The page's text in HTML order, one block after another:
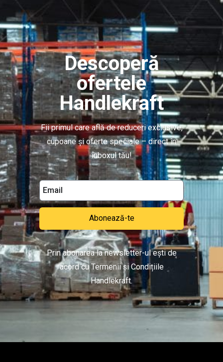
Descoperă
ofertele
Handlekraft
Fii primul care află de reduceri exclusive,
cupoane și oferte speciale – direct în
inboxul tău!
Abonează-te
Prin abonarea la newsletter-ul ești de
acord cu Termenii și Condițiile
Handlekraft.